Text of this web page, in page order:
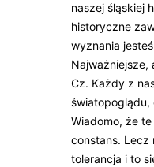
naszej śląskiej
historyczne
wyznania
Najważniejsze,
Cz. Każdy z
Wiadomo, że
constans. Lecz
tolerancja i to